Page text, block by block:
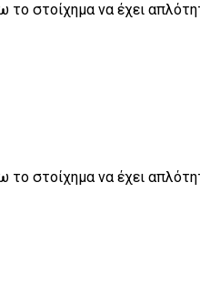
το στοίχημα να έχει
στοίχημα να έχει